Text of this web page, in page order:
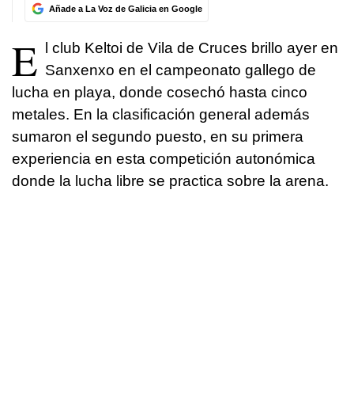
Añade a La Voz de Galicia en Google
E l club Keltoi de Vila de Cruces brillo ayer en
Sanxenxo en el campeonato gallego de
lucha en playa, donde cosechó hasta cinco
metales. En la clasificación general además
sumaron el segundo puesto, en su primera
experiencia en esta competición autonómica
donde la lucha libre se practica sobre la arena.